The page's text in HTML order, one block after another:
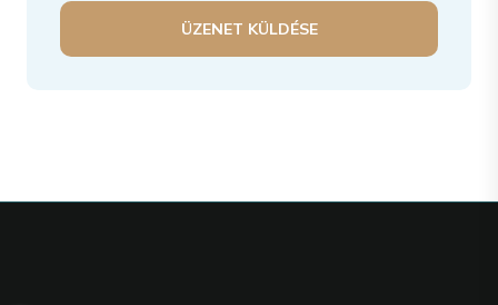
ÜZENET KÜLDÉSE